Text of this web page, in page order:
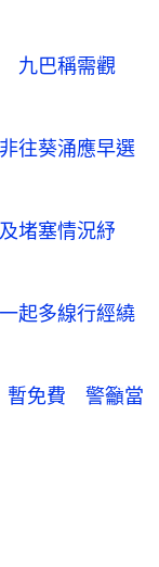
九巴稱需觀
往葵涌應早選
堵塞情況紓
起多線行經繞
暫免費 警籲當